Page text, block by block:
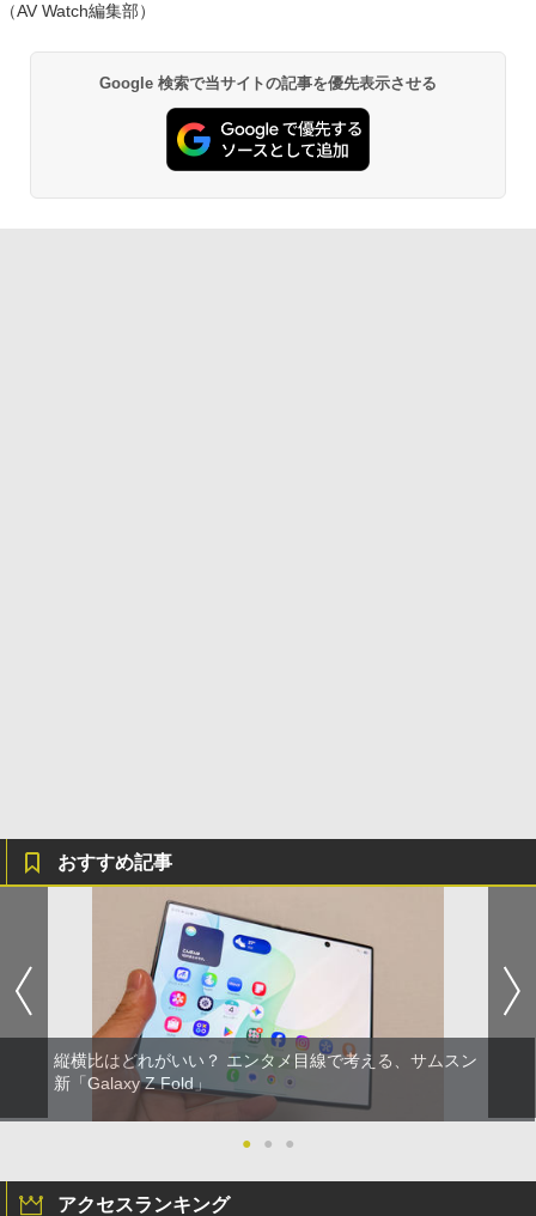
（AV Watch編集部）
Google 検索で当サイトの記事を優先表示させる
おすすめ記事
縦横比はどれがいい？ エンタメ目線で考える、サムスン
新「Galaxy Z Fold」
● ● ●
アクセスランキング